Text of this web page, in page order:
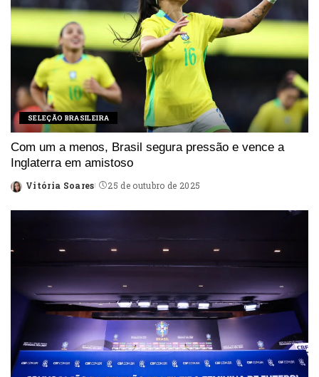
SELEÇÃO BRASILEIRA
Com um a menos, Brasil segura pressão e vence a
Inglaterra em amistoso
Posted
Vitória Soares 25 de outubro de 2025